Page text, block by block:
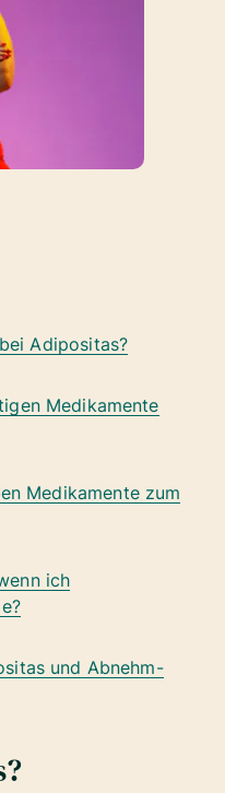
Adipositas?
Medikamente
Medikamente zum
ich
und Abnehm-